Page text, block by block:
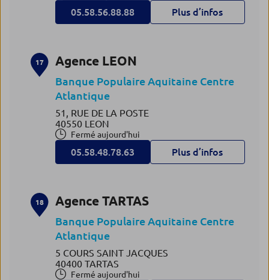
05.58.56.88.88 Plus d’infos
17 Agence LEON
Banque Populaire Aquitaine Centre
Atlantique
51, RUE DE LA POSTE
40550 LEON
Fermé aujourd'hui
05.58.48.78.63 Plus d’infos
18 Agence TARTAS
Banque Populaire Aquitaine Centre
Atlantique
5 COURS SAINT JACQUES
40400 TARTAS
Fermé aujourd'hui